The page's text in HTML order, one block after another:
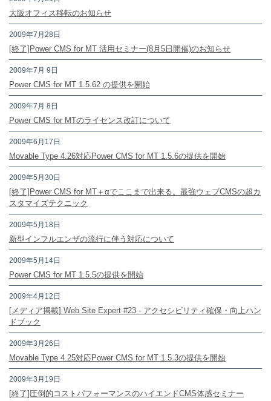
大阪オフィス移転のお知らせ
2009年7月28日
[終了]Power CMS for MT 活用セミナー(8月5日開催)のお知らせ
2009年7月 9日
Power CMS for MT 1.5.62 の提供を開始
2009年7月 8日
Power CMS for MTのライセンス改訂について
2009年6月17日
Movable Type 4.26対応Power CMS for MT 1.5.6の提供を開始
2009年5月30日
[終了]Power CMS for MT＋αでここまで出来る。最強ウェブCMSの超カ
スタマイズテクニック
2009年5月18日
新型インフルエンザの流行に伴う対応について
2009年5月14日
Power CMS for MT 1.5.5の提供を開始
2009年4月12日
[メディア掲載] Web Site Expert #23 - アクセシビリティ確保・向上ハン
ドブック
2009年3月26日
Movable Type 4.25対応Power CMS for MT 1.5.3の提供を開始
2009年3月19日
[終了]圧倒的コストパフォーマンスのハイエンドCMS体感セミナー